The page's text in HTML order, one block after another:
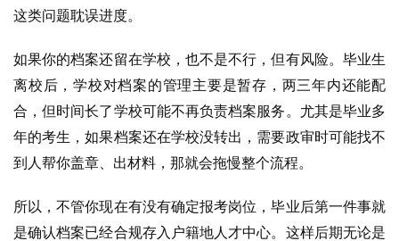
这类问题耽误进度。
如果你的档案还留在学校，也不是不行，但有风险。毕业生
离校后，学校对档案的管理主要是暂存，两三年内还能配
合，但时间长了学校可能不再负责档案服务。尤其是毕业多
年的考生，如果档案还在学校没转出，需要政审时可能找不
到人帮你盖章、出材料，那就会拖慢整个流程。
所以，不管你现在有没有确定报考岗位，毕业后第一件事就
是确认档案已经合规存入户籍地人才中心。这样后期无论是